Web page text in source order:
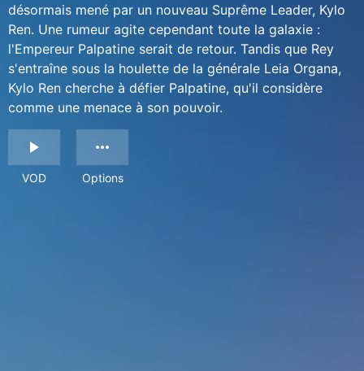
désormais mené par un nouveau Suprême Leader, Kylo
Ren. Une rumeur agite cependant toute la galaxie :
l'Empereur Palpatine serait de retour. Tandis que Rey
s'entraîne sous la houlette de la générale Leia Organa,
Kylo Ren cherche à défier Palpatine, qu'il considère
comme une menace à son pouvoir.
VOD Options